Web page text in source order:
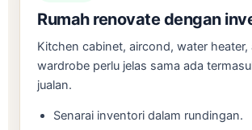
Rumah renovate dengan
Kitchen cabinet, aircond, water heater,
wardrobe perlu jelas sama ada
jualan.
Senarai inventori dalam rundingan.